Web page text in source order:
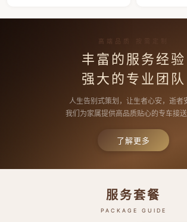
高端品质 按需定制
丰富的服务经验
强大的专业团队
人生告别式策划，让生者心安，逝者
我们为家属提供高品质贴心的专车接
了解更多
服务套餐
PACKAGE GUIDE